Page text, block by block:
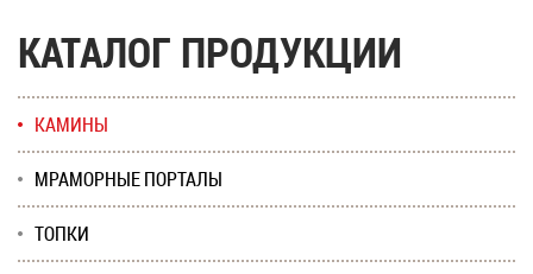
КАТАЛОГ ПРОДУКЦИИ
КАМИНЫ
МРАМОРНЫЕ ПОРТАЛЫ
ТОПКИ